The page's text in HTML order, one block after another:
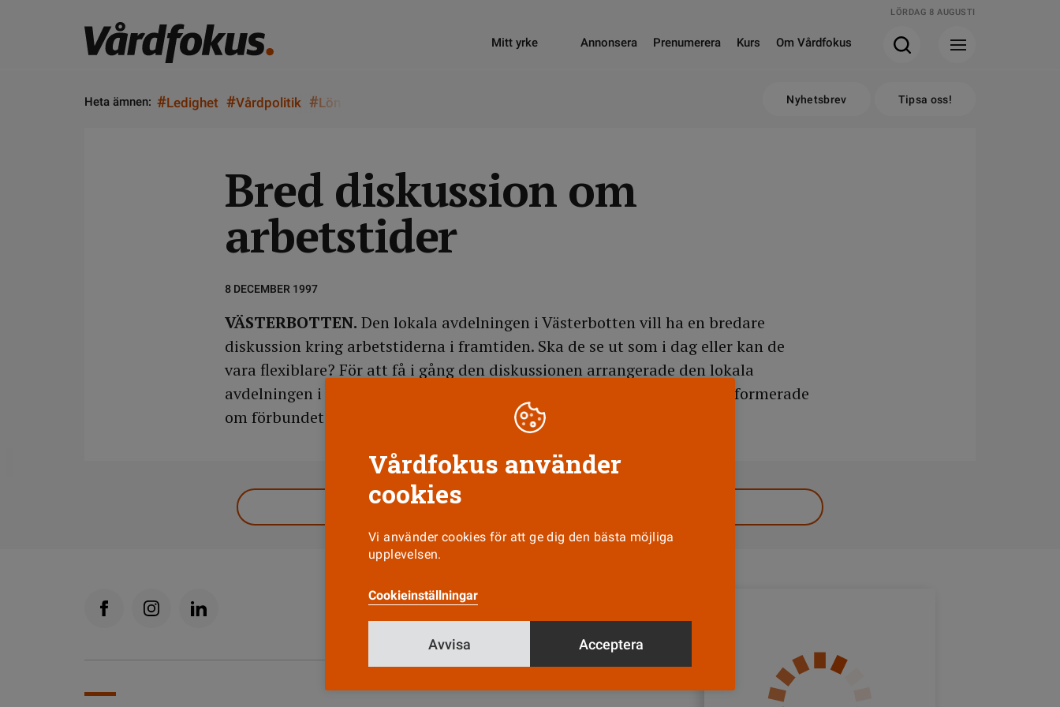
LÖRDAG 8 AUGUSTI
Mitt yrke Annonsera Prenumerera Kurs Om Vårdfokus
Heta ämnen: #Ledighet #Vårdpolitik #Lön Nyhetsbrev Tipsa oss!
Bred diskussion om
arbetstider
8 DECEMBER 1997
VÄSTERBOTTEN. Den lokala avdelningen i Västerbotten vill ha en bredare
diskussion kring arbetstiderna i framtiden. Ska de se ut som i dag eller kan de
vara flexiblare? För att få i gång den diskussionen arrangerade den lokala
avdelningen i oktober en speciell företrädardag då man bland annat informerade
om förbundets arbetstidsprojekt.
Vårdfokus använder
cookies
Vi använder cookies för att ge dig den bästa möjliga
upplevelsen.
Cookieinställningar
Avvisa Acceptera